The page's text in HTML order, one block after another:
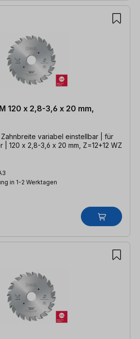
120 x 2,8-3,6 x 20 mm,
variabel einstellbar | für
| 120 x 2,8-3,6 x 20 mm, Z=12+12 WZ
in 1-2 Werktagen